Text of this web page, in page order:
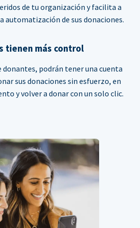
de tu organización y facilita a
automatización de sus donaciones.
tienen más control
donantes, podrán tener una cuenta
sus donaciones sin esfuerzo, en
y volver a donar con un solo clic.